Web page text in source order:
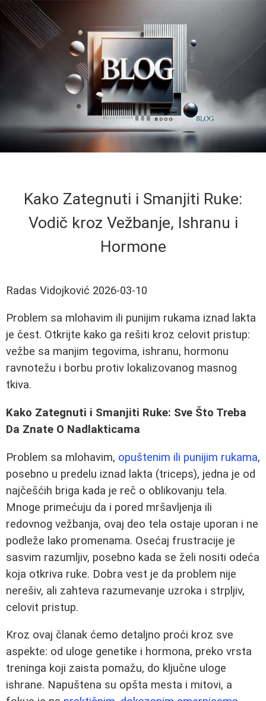
Kako Zategnuti i Smanjiti Ruke:
Vodič kroz Vežbanje, Ishranu i
Hormone
Radas Vidojković 2026-03-10
Problem sa mlohavim ili punijim rukama iznad lakta
je čest. Otkrijte kako ga rešiti kroz celovit pristup:
vežbe sa manjim tegovima, ishranu, hormonu
ravnotežu i borbu protiv lokalizovanog masnog
tkiva.
Kako Zategnuti i Smanjiti Ruke: Sve Što Treba
Da Znate O Nadlakticama
Problem sa mlohavim, opuštenim ili punijim rukama,
posebno u predelu iznad lakta (triceps), jedna je od
najčešćih briga kada je reč o oblikovanju tela.
Mnoge primećuju da i pored mršavljenja ili
redovnog vežbanja, ovaj deo tela ostaje uporan i ne
podleže lako promenama. Osećaj frustracije je
sasvim razumljiv, posebno kada se želi nositi odeća
koja otkriva ruke. Dobra vest je da problem nije
nerešiv, ali zahteva razumevanje uzroka i strpljiv,
celovit pristup.
Kroz ovaj članak ćemo detaljno proći kroz sve
aspekte: od uloge genetike i hormona, preko vrsta
treninga koji zaista pomažu, do ključne uloge
ishrane. Napuštena su opšta mesta i mitovi, a